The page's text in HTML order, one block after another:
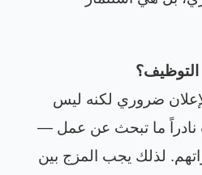
ضروري لكنه ليس
نادراً ما تبحث عن عمل —
لذلك يجب المزج بين